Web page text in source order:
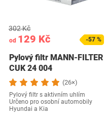
od 129 Kč
302 Kč
-57 %
Pylový filtr MANN-FILTER
CUK 24 004
(26×)
Pylový filtr s aktivním uhlím
Určeno pro osobní automobily
Hyundai a Kia